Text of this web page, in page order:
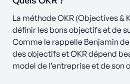
La méthode OKR (Objectives &
définir les bons objectifs et de
Comme le rappelle Benjamin
des objectifs et OKR dépend
model de l’entreprise et de son